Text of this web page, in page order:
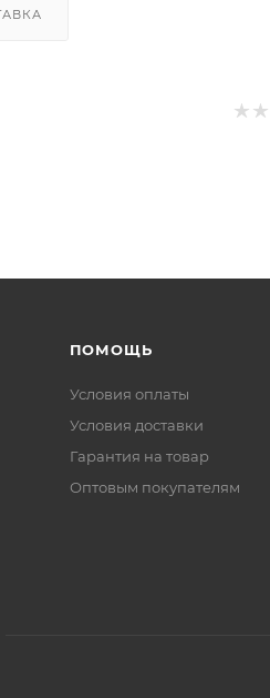
ПОМОЩЬ
Условия оплаты
Условия доставки
Гарантия на товар
Оптовым покупателям